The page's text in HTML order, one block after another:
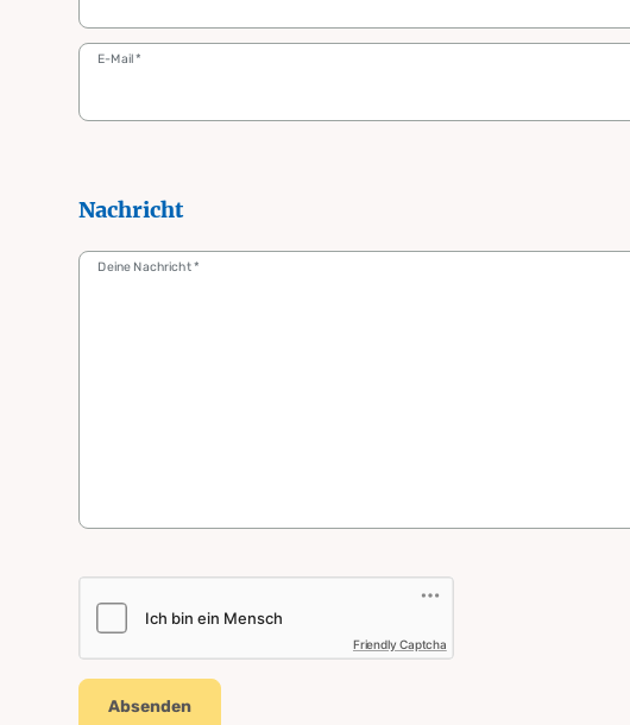
E-Mail*
Nachricht
Deine Nachricht*
Friendly Captcha
Absenden